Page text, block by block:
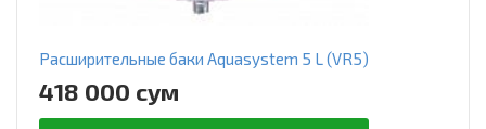
Расширительные баки Aquasystem 5 L (VR5)
418 000 сум